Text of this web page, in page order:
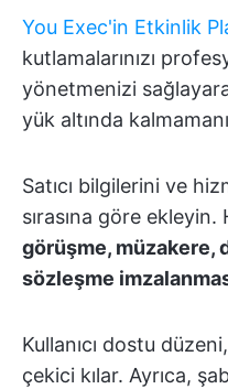
You Exec'in Etkinlik
kutlamalarınızı
yönetmenizi
yük altında
Satıcı bilgilerini ve
sırasına göre ekleyin.
görüşme, müzakere,
sözleşme
Kullanıcı dostu
çekici kılar. Ayrıca,